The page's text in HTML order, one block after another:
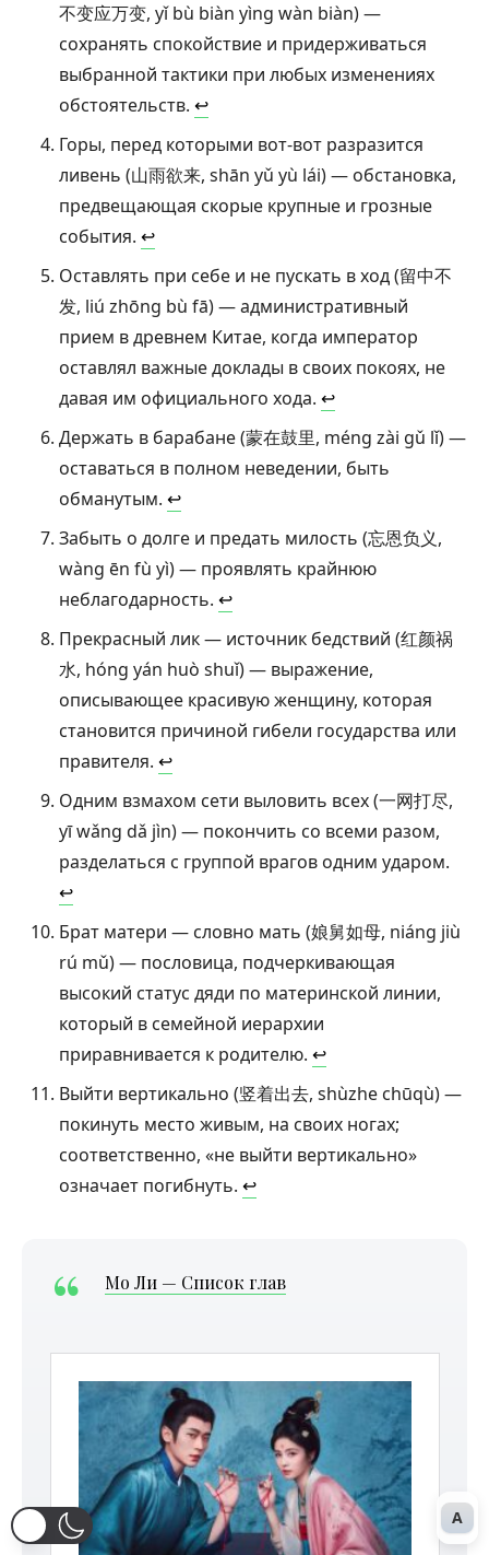
不变应万变, yǐ bù biàn yìng wàn biàn) —
сохранять спокойствие и придерживаться
выбранной тактики при любых изменениях
обстоятельств. ↩︎
Горы, перед которыми вот-вот разразится
ливень (山雨欲来, shān yǔ yù lái) — обстановка,
предвещающая скорые крупные и грозные
события. ↩︎
Оставлять при себе и не пускать в ход (留中不
发, liú zhōng bù fā) — административный
прием в древнем Китае, когда император
оставлял важные доклады в своих покоях, не
давая им официального хода. ↩︎
Держать в барабане (蒙在鼓里, méng zài gǔ lǐ) —
оставаться в полном неведении, быть
обманутым. ↩︎
Забыть о долге и предать милость (忘恩负义,
wàng ēn fù yì) — проявлять крайнюю
неблагодарность. ↩︎
Прекрасный лик — источник бедствий (红颜祸
水, hóng yán huò shuǐ) — выражение,
описывающее красивую женщину, которая
становится причиной гибели государства или
правителя. ↩︎
Одним взмахом сети выловить всех (一网打尽,
yī wǎng dǎ jìn) — покончить со всеми разом,
разделаться с группой врагов одним ударом.
↩︎
Брат матери — словно мать (娘舅如母, niáng jiù
rú mǔ) — пословица, подчеркивающая
высокий статус дяди по материнской линии,
который в семейной иерархии
приравнивается к родителю. ↩︎
Выйти вертикально (竖着出去, shùzhe chūqù) —
покинуть место живым, на своих ногах;
соответственно, «не выйти вертикально»
означает погибнуть. ↩︎
Мо Ли — Список глав
A